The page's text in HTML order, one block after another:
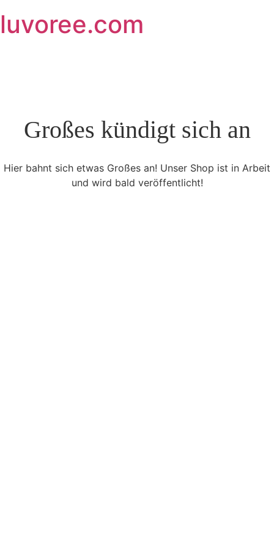
to
content
luvoree.com
Großes kündigt sich an
Hier bahnt sich etwas Großes an! Unser Shop ist in Arbeit
und wird bald veröffentlicht!